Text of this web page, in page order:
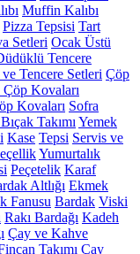
Muffin Kalıbı
Pizza Tepsisi Tart
Setleri Ocak Üstü
Tencere
Tencere Setleri Çöp
Kovaları
Kovaları Sofra
Takımı Yemek
Kase Tepsi Servis ve
Yumurtalık
Peçetelik Karaf
Altlığı Ekmek
Fanusu Bardak Viski
Rakı Bardağı Kadeh
Çay ve Kahve
Takımı Çay